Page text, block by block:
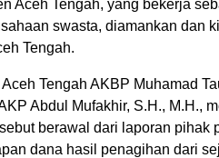
Aceh Tengah, yang bekerja
swasta, diamankan dan
Tengah.
Tengah AKBP Muhamad
Abdul Mufakhir, S.H., M.H.,
berawal dari laporan pihak
dana hasil penagihan dari